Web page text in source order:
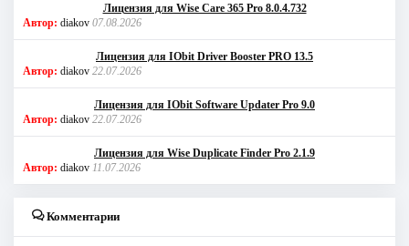
Лицензия для Wise Care 365 Pro 8.0.4.732
Автор: diakov 07.08.2026
Лицензия для IObit Driver Booster PRO 13.5
Автор: diakov 22.07.2026
Лицензия для IObit Software Updater Pro 9.0
Автор: diakov 22.07.2026
Лицензия для Wise Duplicate Finder Pro 2.1.9
Автор: diakov 11.07.2026
Комментарии